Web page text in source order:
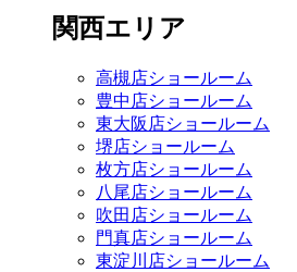
関西エリア
高槻店ショールーム
豊中店ショールーム
東大阪店ショールーム
堺店ショールーム
枚方店ショールーム
八尾店ショールーム
吹田店ショールーム
門真店ショールーム
東淀川店ショールーム